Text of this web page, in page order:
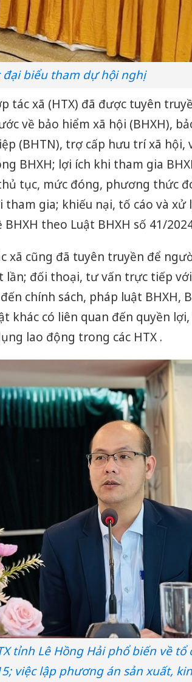
đại biểu tham dự hội nghị
tác xã (HTX) đã được tuyên
về bảo hiểm xã hội (BHXH),
(BHTN), trợ cấp hưu trí xã hội,
BHXH; lợi ích khi tham gia
tục, mức đóng, phương thức
gia; khiếu nại, tố cáo và xử
theo Luật BHXH số 41/
xã cũng đã tuyên truyền để
lần; đối thoại, tư vấn trực tiếp
chính sách, pháp luật BHXH,
khác có liên quan đến quyền
lao động trong các HTX .
tỉnh Lê Hồng Hải phổ biến về tổ
việc lập phương án sản xuất,